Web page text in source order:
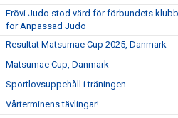
Frövi Judo stod värd för förbundets
för Anpassad Judo
Resultat Matsumae Cup 2025, Danmark
Matsumae Cup, Danmark
Sportlovsuppehåll i träningen
Vårterminens tävlingar!